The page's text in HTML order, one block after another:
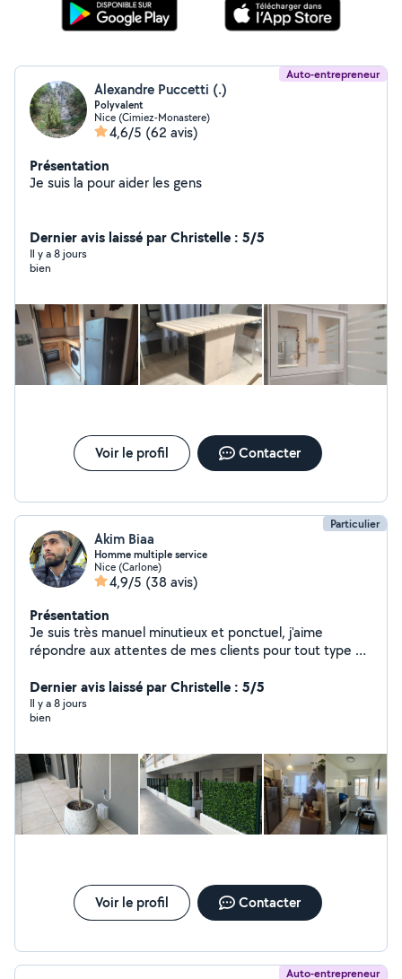
Auto-entrepreneur
Alexandre Puccetti (.)
Polyvalent
Nice (Cimiez-Monastere)
4,6/5 (62 avis)
Présentation
Je suis la pour aider les gens
Dernier avis laissé par Christelle : 5/5
Il y a 8 jours
bien
Voir le profil Contacter
Particulier
Akim Biaa
Homme multiple service
Nice (Carlone)
4,9/5 (38 avis)
Présentation
Je suis très manuel minutieux et ponctuel, j'aime
répondre aux attentes de mes clients pour tout type de
n'hésitez pas, devis gratuit ! Les clients sont rois. Au
plaisir.
Dernier avis laissé par Christelle : 5/5
Il y a 8 jours
bien
Voir le profil Contacter
Auto-entrepreneur